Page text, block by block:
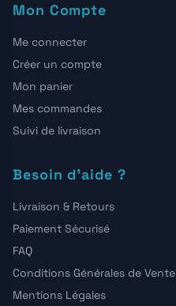
Mon Compte
Me connecter
Créer un compte
Mon panier
Mes commandes
Suivi de livraison
Besoin d'aide ?
Livraison & Retours
Paiement Sécurisé
FAQ
Conditions Générales de Vente
Mentions Légales